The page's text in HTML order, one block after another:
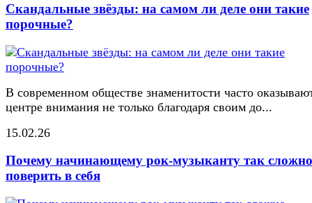
Скандальные звёзды: на самом ли деле они такие
порочные?
В современном обществе знаменитости часто
центре внимания не только благодаря своим до...
15.02.26
Почему начинающему рок-музыканту так сложно
поверить в себя